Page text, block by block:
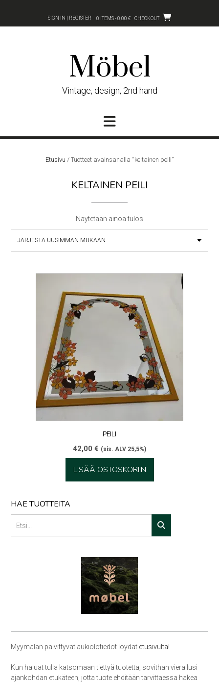
content
SIGN IN | REGISTER 0 ITEMS - 0,00 € CHECKOUT
Möbel
Vintage, design, 2nd hand
Etusivu / Tuotteet avainsanalla “keltainen peili”
KELTAINEN PEILI
Näytetään ainoa tulos
PEILI
42,00 € (sis. ALV 25,5%)
LISÄÄ OSTOSKORIIN
HAE TUOTTEITA
Myymälän päivittyvät aukiolotiedot löydät etusivulta!
Kun haluat tulla katsomaan tiettyä tuotetta, sovithan vierailusi
ajankohdan etukäteen, jotta tuote ehditään tarvittaessa hakea